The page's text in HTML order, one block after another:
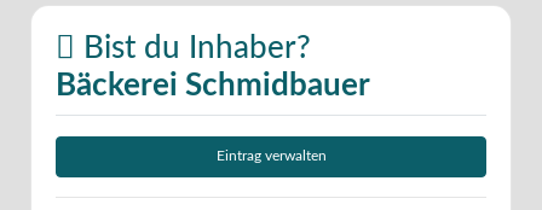
Bist du Inhaber?
Bäckerei Schmidbauer
Eintrag verwalten